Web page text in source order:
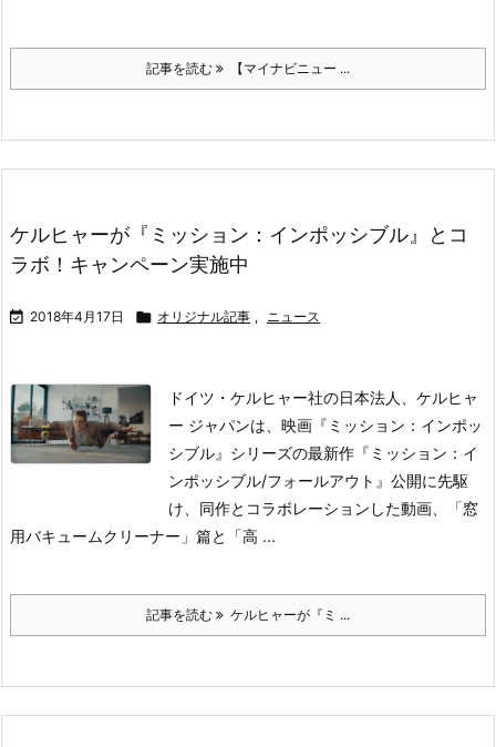
記事を読む 【マイナビニュー ...
ケルヒャーが『ミッション：インポッシブル』とコ
ラボ！キャンペーン実施中
 2018年4月17日  オリジナル記事 , ニュース
ドイツ・ケルヒャー社の日本法人、ケルヒャ
ー ジャパンは、映画『ミッション：インポッ
シブル』シリーズの最新作『ミッション：イ
ンポッシブル/フォールアウト』公開に先駆
け、同作とコラボレーションした動画、「窓
用バキュームクリーナー」篇と「高 ...
記事を読む ケルヒャーが『ミ ...